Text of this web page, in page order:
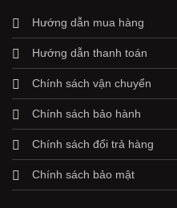
Hướng dẫn mua hàng
Hướng dẫn thanh toán
Chính sách vận chuyển
Chính sách bảo hành
Chính sách đổi trả hàng
Chính sách bảo mật